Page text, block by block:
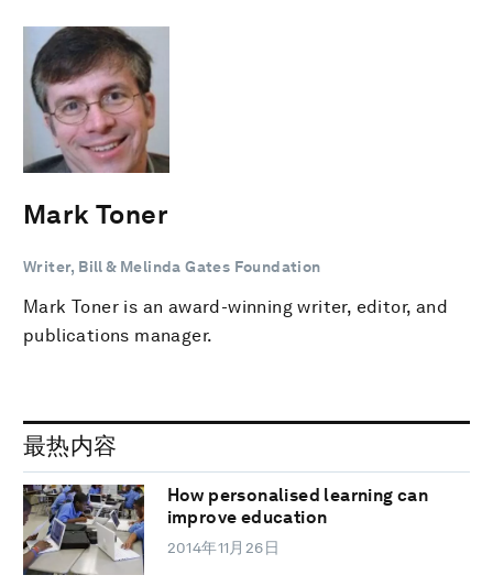
Mark Toner
Writer, Bill & Melinda Gates Foundation
Mark Toner is an award-winning writer, editor, and
publications manager.
最热内容
How personalised learning can
improve education
2014年11月26日